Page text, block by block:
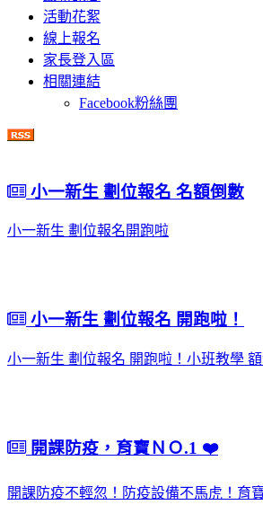
活動花絮
線上報名
家長登入區
相關連結
Facebook粉絲團
小一新生 劃位報名 名額倒數
小一新生 劃位報名開跑啦
小一新生 劃位報名 開跑啦！
小一新生 劃位報名 開跑啦！小班教學
開課防疫，育寶ＮＯ.1 ❤️
開課防疫不輕忽！防疫設備不馬虎！育